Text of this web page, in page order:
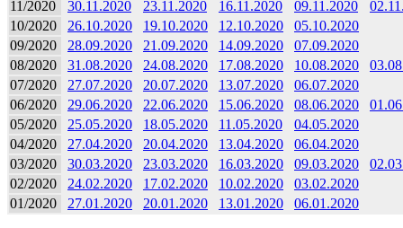
11/2020
30.11.2020 23.11.2020 16.11.2020 09.11.2020
10/2020
26.10.2020 19.10.2020 12.10.2020
05.10.2020
09/2020
28.09.2020 21.09.2020 14.09.2020
07.09.2020
08/2020
31.08.2020 24.08.2020 17.08.2020 10.08.2020
07/2020
27.07.2020 20.07.2020 13.07.2020
06.07.2020
06/2020
29.06.2020 22.06.2020 15.06.2020 08.06.2020
05/2020
25.05.2020 18.05.2020 11.05.2020
04.05.2020
04/2020
27.04.2020 20.04.2020 13.04.2020
06.04.2020
03/2020
30.03.2020 23.03.2020 16.03.2020 09.03.2020
02/2020
24.02.2020 17.02.2020 10.02.2020
03.02.2020
01/2020
27.01.2020 20.01.2020 13.01.2020 06.01.2020